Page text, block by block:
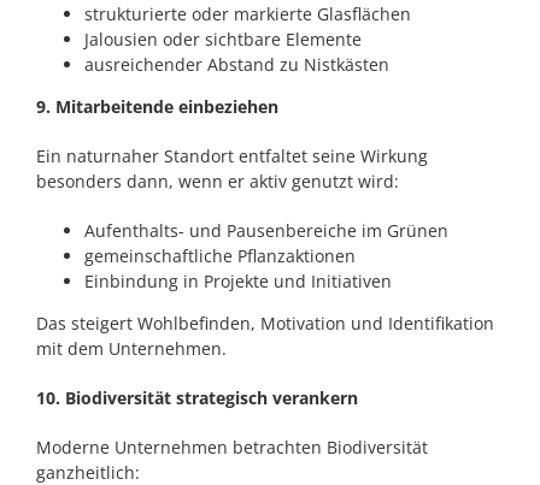
strukturierte oder markierte Glasflächen
Jalousien oder sichtbare Elemente
ausreichender Abstand zu Nistkästen
9. Mitarbeitende einbeziehen
Ein naturnaher Standort entfaltet seine Wirkung
besonders dann, wenn er aktiv genutzt wird:
Aufenthalts- und Pausenbereiche im Grünen
gemeinschaftliche Pflanzaktionen
Einbindung in Projekte und Initiativen
Das steigert Wohlbefinden, Motivation und Identifikation
mit dem Unternehmen.
10. Biodiversität strategisch verankern
Moderne Unternehmen betrachten Biodiversität
ganzheitlich: